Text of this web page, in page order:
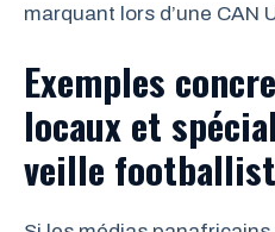
marquant lors d’une CAN
Exemples
locaux et
veille